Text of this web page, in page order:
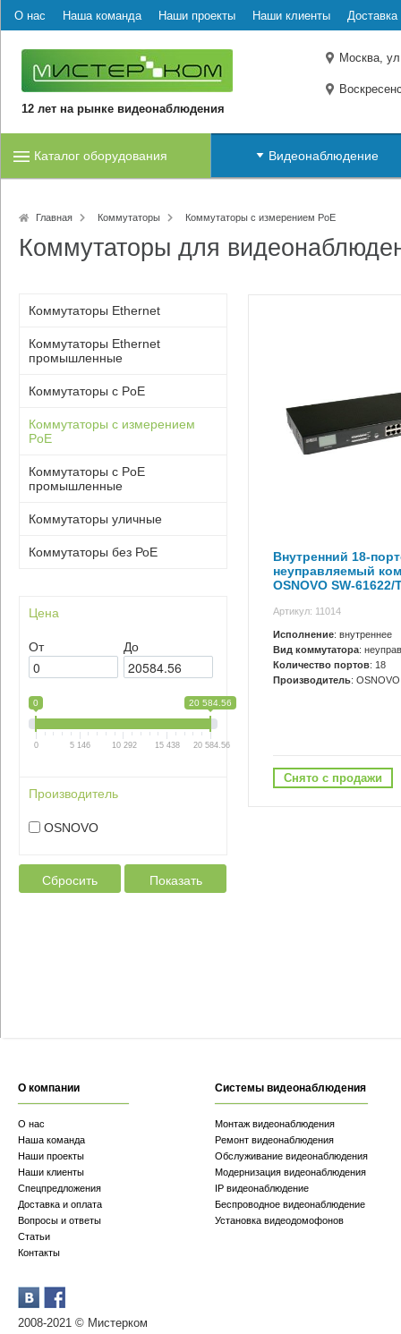
О нас Наша команда Наши проекты Наши клиенты Доставка
12 лет на рынке видеонаблюдения
Москва,
Каталог оборудования Видеонаблюдение
Главная Коммутаторы Коммутаторы с измерением PoE
Коммутаторы для
Коммутаторы Ethernet
Коммутаторы Ethernet
промышленные
Коммутаторы с PoE
Коммутаторы с измерением
PoE
Коммутаторы с PoE
промышленные
Коммутаторы уличные
Коммутаторы без РоЕ
Цена
От До
0 20 584.56
0 5 146 10 292 15 438 20 584.56
Производитель
OSNOVO
Сбросить Показать
Внутренний 18-
неуправляемый
OSNOVO SW-61622/
Артикул: 11014
Исполнение: внутреннее
Вид коммутатора:
Количество портов: 18
Производитель: OSNOVO
Снято с продажи
О компании
О нас
Наша команда
Наши проекты
Наши клиенты
Спецпредложения
Доставка и оплата
Вопросы и ответы
Статьи
Контакты
2008-2021 © Мистерком
Системы видеонаблюдения
Монтаж видеонаблюдения
Ремонт видеонаблюдения
Обслуживание видеонаблюдения
Модернизация видеонаблюдения
IP видеонаблюдение
Беспроводное видеонаблюдение
Установка видеодомофонов